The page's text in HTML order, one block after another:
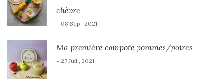
chèvre
- 08 Sep , 2021
Ma première compote pommes/poires
- 27 Juil , 2021